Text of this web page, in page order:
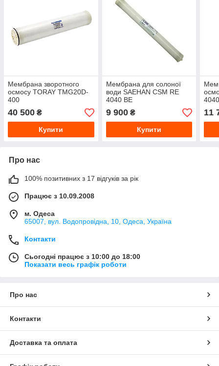
Мембрана зворотного
осмосу TORAY TMG20D-
400
40 500 ₴
Купити
Мембрана для солоної
води SAEHAN CSM RE
4040 BE
9 900₴
Купити
11
Про нас
100% позитивних з 17 відгуків за рік
Працює з 10.09.2008
м. Одеса
65007, вул. Водопровідна, 10, Одеса, Україна
Контакти
Сьогодні працює з 10:00 до 18:00
Показати весь графік роботи
Про нас
Контакти
Доставка та оплата